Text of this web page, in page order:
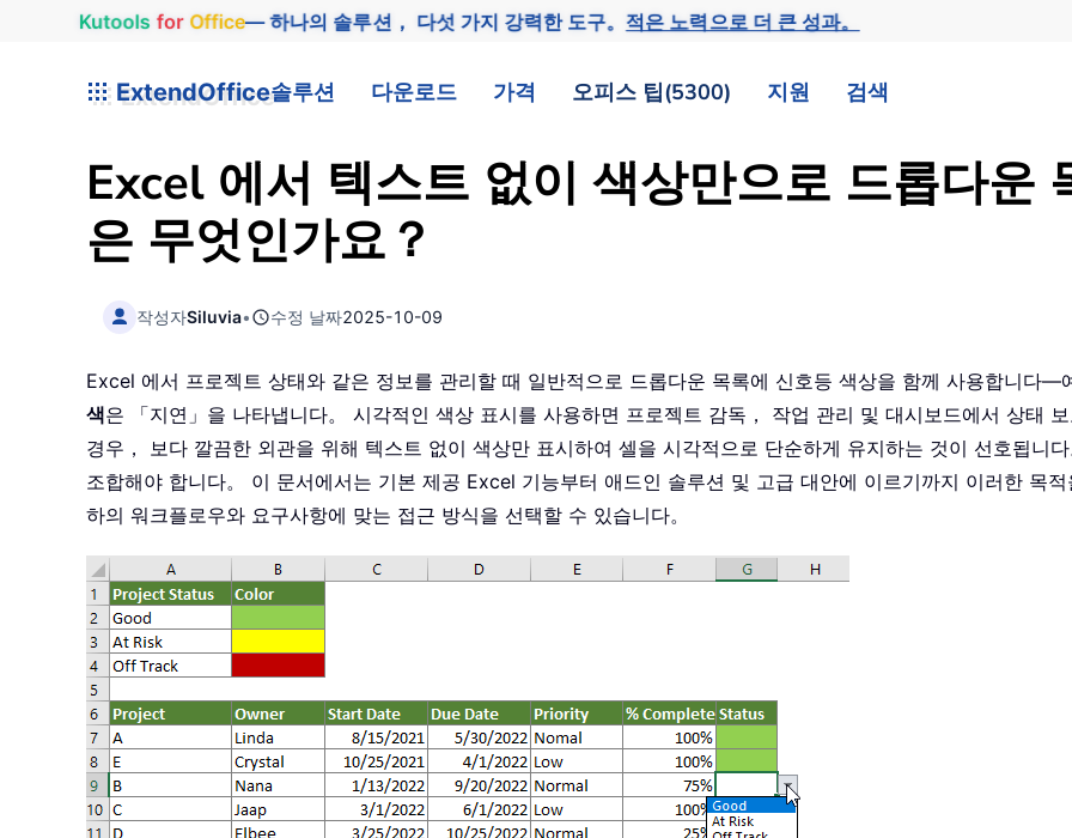
Kutools for Office— 하나의 솔루션， 다섯 가지 강력한 도구。적은 노력으로 더 큰 성과。
ExtendOffice솔루션 다운로드 가격 오피스 팁(5300) 지원 검색
Excel 에서 텍스트 없이 색상만으로 드롭다운
은 무엇인가요？
작성자Siluvia• 수정 날짜2025-10-09
Excel 에서 프로젝트 상태와 같은 정보를 관리할 때 일반적으로 드롭다운 목록에 신호등 색상을 함께 사용합니다—
색은 「지연」을 나타냅니다。 시각적인 색상 표시를 사용하면 프로젝트 감독， 작업 관리 및 대시보드에서 상태
경우， 보다 깔끔한 외관을 위해 텍스트 없이 색상만 표시하여 셀을 시각적으로 단순하게 유지하는 것이 선호됩니
조합해야 합니다。 이 문서에서는 기본 제공 Excel 기능부터 애드인 솔루션 및 고급 대안에 이르기까지 이러한 목
하의 워크플로우와 요구사항에 맞는 접근 방식을 선택할 수 있습니다。